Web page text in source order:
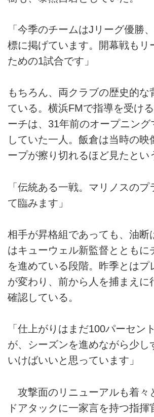
「今季のチームはJリーグ優勝
標に掲げています。開幕戦もリ
ための1試合です」
もちろん、両クラブの歴史的な
ている。横浜FMで指導を受け
ーチは、31年前のオープニング
していた一人。飯倉は当時の映
ープが擦り切れるほど見たとい
「伝統ある一戦。マリノスのプ
て臨みます」
相手が昇格組であっても、油断
はキューウェル新監督とともに
を進めている段階。昨季とはプ
が変わり、前から人を捕まえに
確認している。
「仕上がりはまだ100パーセン
が、シーズンを進めながら少し
いけばいいと思っています」
攻撃面のリニューアルも着々
ドアタックに一家言を持つ指揮